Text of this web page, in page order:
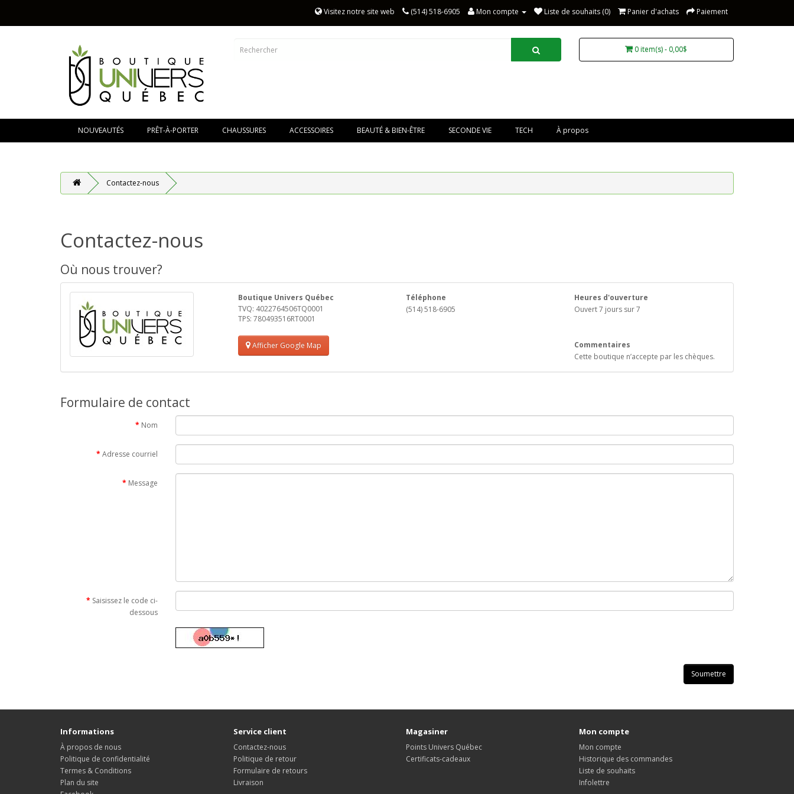
Visitez notre site web (514) 518-6905 Mon compte Liste de souhaits (0) Panier d'achats Paiement
0 item(s) - 0,00$
NOUVEAUTÉS PRÊT-À-PORTER CHAUSSURES ACCESSOIRES BEAUTÉ & BIEN-ÊTRE SECONDE VIE TECH À propos
Contactez-nous
Contactez-nous
Où nous trouver?
Boutique Univers Québec
TVQ: 4022764506TQ0001
TPS: 780493516RT0001
Afficher Google Map
Téléphone
(514) 518-6905
Heures d'ouverture
Ouvert 7 jours sur 7
Commentaires
Cette boutique n’accepte par les chèques.
Formulaire de contact
Nom
Adresse courriel
Message
Saisissez le code ci-
dessous
Informations
À propos de nous
Politique de confidentialité
Termes & Conditions
Plan du site
Service client
Contactez-nous
Politique de retour
Formulaire de retours
Livraison
Magasiner
Points Univers Québec
Certificats-cadeaux
Mon compte
Mon compte
Historique des commandes
Liste de souhaits
Infolettre